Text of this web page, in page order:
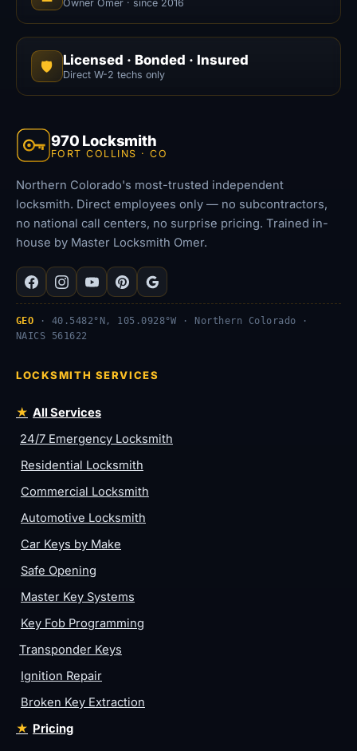
Owner Omer · since 2016
🛡️ Licensed · Bonded · Insured
Direct W-2 techs only
970 Locksmith
FORT COLLINS · CO
Northern Colorado's most-trusted independent
locksmith. Direct employees only — no subcontractors,
no national call centers, no surprise pricing. Trained in-
house by Master Locksmith Omer.
GEO · 40.5482°N, 105.0928°W · Northern Colorado ·
NAICS 561622
LOCKSMITH SERVICES
All Services
24/7 Emergency Locksmith
Residential Locksmith
Commercial Locksmith
Automotive Locksmith
Car Keys by Make
Safe Opening
Master Key Systems
Key Fob Programming
Transponder Keys
Ignition Repair
Broken Key Extraction
Pricing